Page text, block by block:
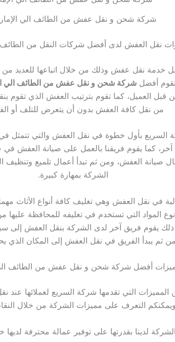
شركة شحن و نقل عفش من الطائف الي
نقل العفش لدى أفضل شركات النقل من الطائف
خدمة نقل عفش وذلك من خلال اتباعها للعديد من
أفضلشركة شحن و نقل عفش من الطائف الي
قبل العميل، كما تقوم بترتيب العفش الذي تقوم
من نقل كافة العفش بدون أن يتعرض للتلف أو
السريع بأول خطوة في نقل العفش والتي تتمثل
آخر، كما يقوم فريقنا بالعمل على صيانة العفش
صيانة العفش، ومن ثم تبدأ أعمال تلميع وتنظيف
الشركة بمهارة كبيرة.
في نقل العفش وهي تغليف كافة أنواع الأثاث
المواد التي تستخدم في تغليفه للمحافظة عليها
ذلك يقوم فريق آخر لدى الشركة بنقل العفش إلى
ثم يبدأ الفريق في نقل العفش إلى المكان الذي
أفضل شركة شحن و نقل عفش من الطائف الي
المميزات التي تقدمها شركة السريع لعملائها عند
ويمكنكم التعرف على مميزات الشركة من خلال
لدينا بقدرتها على توفير عمالة محترفة